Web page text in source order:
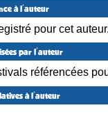
à l'auteur
pour cet auteur.
par l'auteur
référencées
à l'auteur